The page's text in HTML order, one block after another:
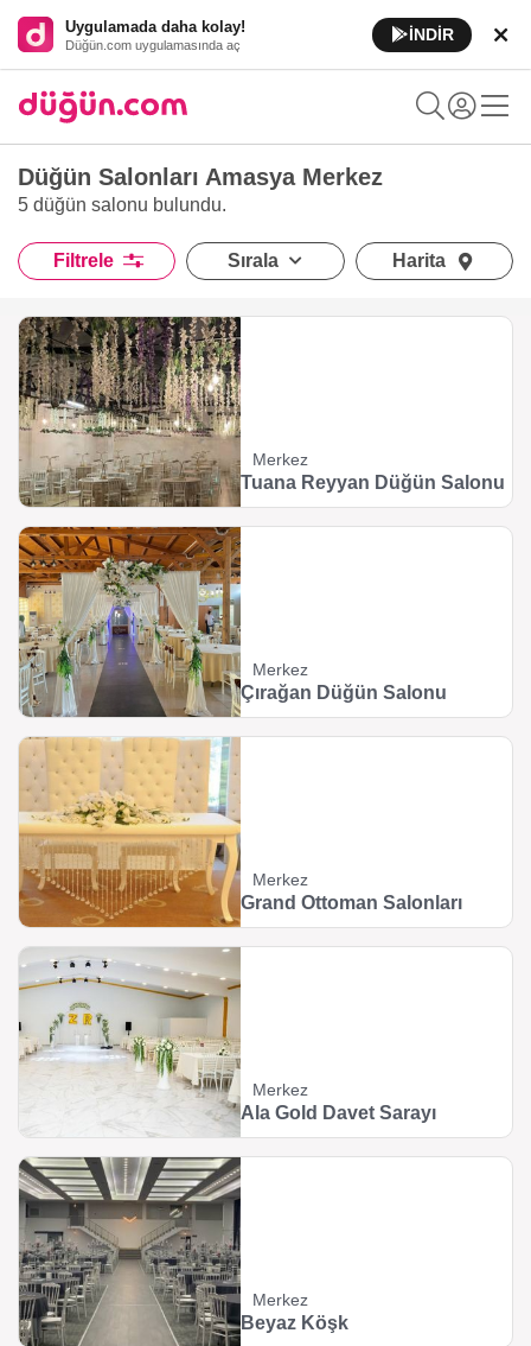
Uygulamada daha kolay!
Düğün.com uygulamasında aç
İNDİR
Düğün Salonları Amasya Merkez
5 düğün salonu bulundu.
Filtrele Sırala Harita
Merkez
Tuana Reyyan Düğün Salonu
Merkez
Çırağan Düğün Salonu
Merkez
Grand Ottoman Salonları
Merkez
Ala Gold Davet Sarayı
Merkez
Beyaz Köşk